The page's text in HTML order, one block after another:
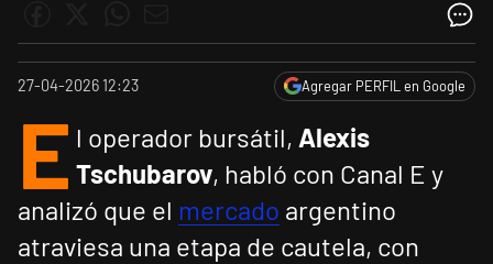
27-04-2026 12:23 Agregar PERFIL en Google
E l operador bursátil, Alexis
Tschubarov, habló con Canal E y
analizó que el mercado argentino
atraviesa una etapa de cautela, con